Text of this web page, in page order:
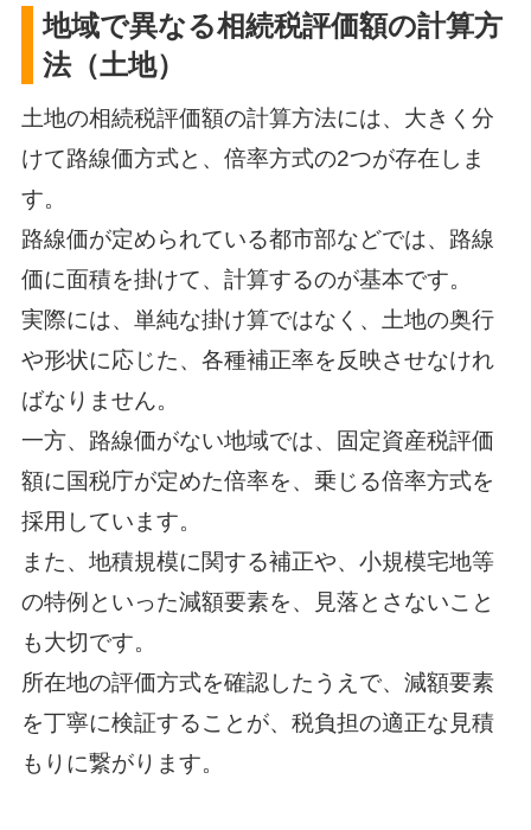
地域で異なる相続税評価額の計算方
法（土地）
土地の相続税評価額の計算方法には、大きく分
けて路線価方式と、倍率方式の2つが存在しま
す。
路線価が定められている都市部などでは、路線
価に面積を掛けて、計算するのが基本です。
実際には、単純な掛け算ではなく、土地の奥行
や形状に応じた、各種補正率を反映させなけれ
ばなりません。
一方、路線価がない地域では、固定資産税評価
額に国税庁が定めた倍率を、乗じる倍率方式を
採用しています。
また、地積規模に関する補正や、小規模宅地等
の特例といった減額要素を、見落とさないこと
も大切です。
所在地の評価方式を確認したうえで、減額要素
を丁寧に検証することが、税負担の適正な見積
もりに繋がります。